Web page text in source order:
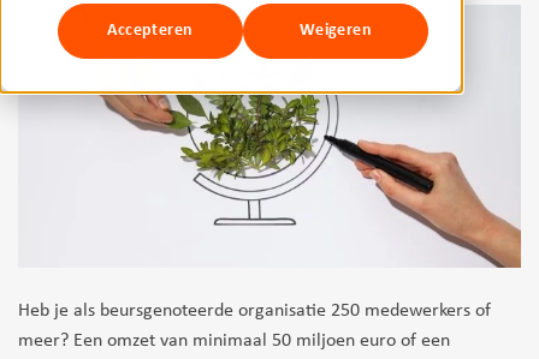
Accepteren Weigeren
Heb je als beursgenoteerde organisatie 250 medewerkers of
meer? Een omzet van minimaal 50 miljoen euro of een